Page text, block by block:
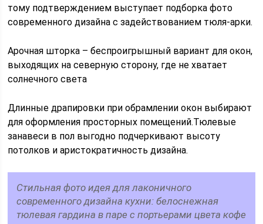
тому подтверждением выступает подборка фото
современного дизайна с задействованием тюля-арки.
Арочная шторка – беспроигрышный вариант для окон,
выходящих на северную сторону, где не хватает
солнечного света
Длинные драпировки при обрамлении окон выбирают
для оформления просторных помещений.Тюлевые
занавеси в пол выгодно подчеркивают высоту
потолков и аристократичность дизайна.
Стильная фото идея для лаконичного
современного дизайна кухни: белоснежная
тюлевая гардина в паре с портьерами цвета кофе